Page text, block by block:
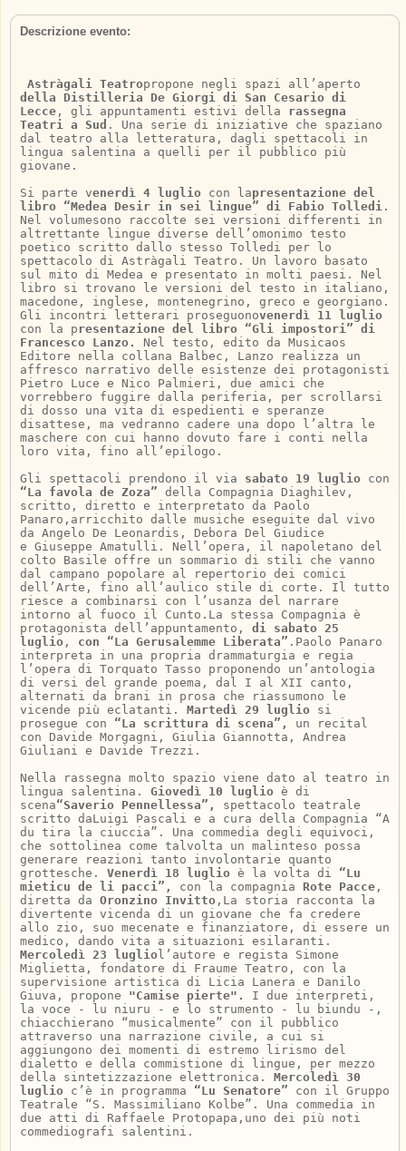
Descrizione evento:
Astràgali Teatropropone negli spazi all’aperto
della Distilleria De Giorgi di San Cesario di
Lecce , gli appuntamenti estivi della rassegna
Teatri a Sud . Una serie di iniziative che spaziano
dal teatro alla letteratura, dagli spettacoli in
lingua salentina a quelli per il pubblico più
giovane.
Si parte venerdì 4 luglio con lapresentazione del
libro “Medea Desir in sei lingue” di Fabio Tolledi .
Nel volumesono raccolte sei versioni differenti in
altrettante lingue diverse dell’omonimo testo
poetico scritto dallo stesso Tolledi per lo
spettacolo di Astràgali Teatro. Un lavoro basato
sul mito di Medea e presentato in molti paesi. Nel
libro si trovano le versioni del testo in italiano,
macedone, inglese, montenegrino, greco e georgiano.
Gli incontri letterari proseguonovenerdì 11 luglio
con la presentazione del libro “Gli impostori” di
Francesco Lanzo. Nel testo, edito da Musicaos
Editore nella collana Balbec, Lanzo realizza un
affresco narrativo delle esistenze dei protagonisti
Pietro Luce e Nico Palmieri, due amici che
vorrebbero fuggire dalla periferia, per scrollarsi
di dosso una vita di espedienti e speranze
disattese, ma vedranno cadere una dopo l’altra le
maschere con cui hanno dovuto fare i conti nella
loro vita, fino all’epilogo.
Gli spettacoli prendono il via sabato 19 luglio con
“La favola de Zoza” della Compagnia Diaghilev,
scritto, diretto e interpretato da Paolo
Panaro,arricchito dalle musiche eseguite dal vivo
da Angelo De Leonardis, Debora Del Giudice
e Giuseppe Amatulli. Nell’opera, il napoletano del
colto Basile offre un sommario di stili che vanno
dal campano popolare al repertorio dei comici
dell’Arte, fino all’aulico stile di corte. Il tutto
riesce a combinarsi con l’usanza del narrare
intorno al fuoco il Cunto.La stessa Compagnia è
protagonista dell’appuntamento, di sabato 25
luglio , con “La Gerusalemme Liberata” .Paolo Panaro
interpreta in una propria drammaturgia e regia
l’opera di Torquato Tasso proponendo un’antologia
di versi del grande poema, dal I al XII canto,
alternati da brani in prosa che riassumono le
vicende più eclatanti. Martedì 29 luglio si
prosegue con “La scrittura di scena”,
un recital
con Davide Morgagni, Giulia Giannotta, Andrea
Giuliani e Davide Trezzi.
Nella rassegna molto spazio viene dato al teatro in
lingua salentina. Giovedì 10 luglio è di
scena“Saverio Pennellessa”,
spettacolo teatrale
scritto daLuigi Pascali e a cura della Compagnia “A
du tira la ciuccia”. Una commedia degli equivoci,
che sottolinea come talvolta un malinteso possa
generare reazioni tanto involontarie quanto
grottesche. Venerdì 18 luglio è la volta di “Lu
mieticu de li pacci”,
con la compagnia Rote Pacce ,
diretta da Oronzino Invitto ,La storia racconta la
divertente vicenda di un giovane che fa credere
allo zio, suo mecenate e finanziatore, di essere un
medico, dando vita a situazioni esilaranti.
Mercoledì 23 luglio l’autore e regista Simone
Miglietta, fondatore di Fraume Teatro, con la
supervisione artistica di Licia Lanera e Danilo
Giuva, propone "Camise pierte".
I due interpreti,
la voce - lu niuru - e lo strumento - lu biundu -,
chiacchierano “musicalmente” con il pubblico
attraverso una narrazione civile, a cui si
aggiungono dei momenti di estremo lirismo del
dialetto e della commistione di lingue, per mezzo
della sintetizzazione elettronica. Mercoledì 30
luglio c’è in programma “Lu Senatore” con il Gruppo
Teatrale “S. Massimiliano Kolbe”. Una commedia in
due atti di Raffaele Protopapa,uno dei più noti
commediografi salentini.